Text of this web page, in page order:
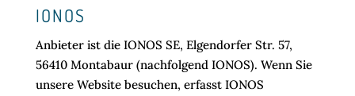
IONOS
Anbieter ist die IONOS SE, Elgendorfer Str. 57,
56410 Montabaur (nachfolgend IONOS). Wenn Sie
unsere Website besuchen, erfasst IONOS